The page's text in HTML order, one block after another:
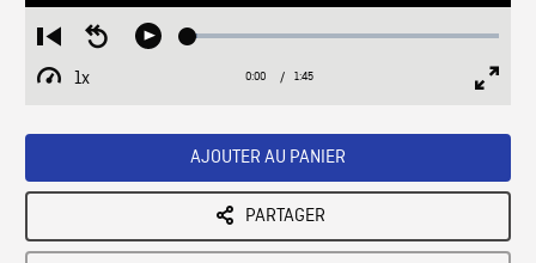
Restart
from
beginning
Seek
Play Loaded:
1x
Playback
Current
0:00 / Duration
1:45
AJOUTER AU PANIER
PARTAGER